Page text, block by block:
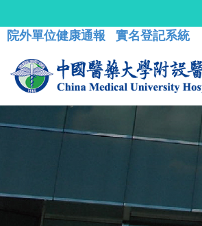
院外單位健康通報 實名登記系統